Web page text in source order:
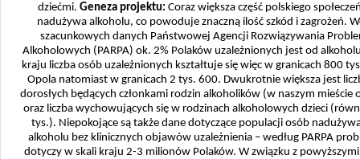
dziećmi.Geneza projektu: Coraz większa część polskiego
nadużywa alkoholu, co powoduje znaczną ilość szkód i zagrożeń.
szacunkowych danych Państwowej Agencji Rozwiązywania
Alkoholowych (PARPA) ok. 2% Polaków uzależnionych jest od
kraju liczba osób uzależnionych kształtuje się więc w granicach 800
Opola natomiast w granicach 2 tys. 600. Dwukrotnie większa jest
dorosłych będących członkami rodzin alkoholików (w naszym mieście
oraz liczba wychowujących się w rodzinach alkoholowych dzieci
tys.). Niepokojące są także dane dotyczące populacji osób
alkoholu bez klinicznych objawów uzależnienia – według PARPA
dotyczy w skali kraju 2-3 milionów Polaków. W związku z